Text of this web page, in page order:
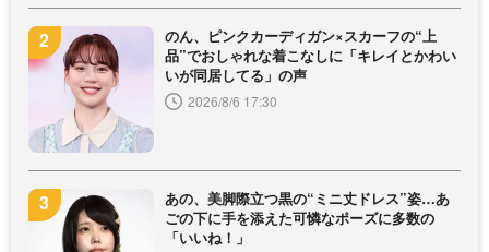
のん、ピンクカーディガン×スカーフの“上
品”でおしゃれな着こなしに「キレイとかわい
いが同居してる」の声
2026/8/6 17:30
あの、美脚際立つ黒の“ミニ丈ドレス”姿…あ
ごの下に手を添えた可憐なポーズに多数の
「いいね！」